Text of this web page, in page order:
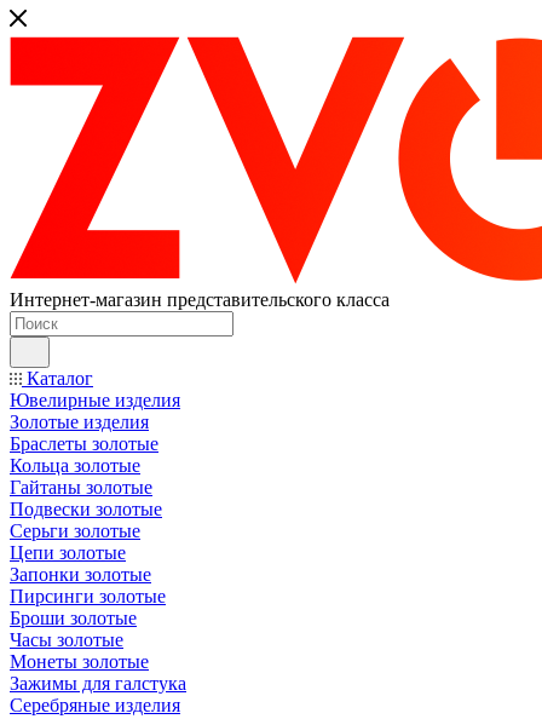
Интернет-магазин представительского класса
Каталог
Ювелирные изделия
Золотые изделия
Браслеты золотые
Кольца золотые
Гайтаны золотые
Подвески золотые
Серьги золотые
Цепи золотые
Запонки золотые
Пирсинги золотые
Броши золотые
Часы золотые
Монеты золотые
Зажимы для галстука
Серебряные изделия